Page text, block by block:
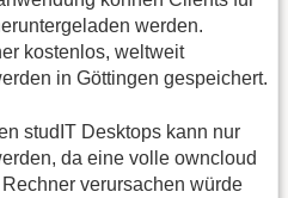
werden.
kostenlos, weltweit
in Göttingen gespeichert.
studIT Desktops kann nur
da eine volle owncloud
verursachen würde